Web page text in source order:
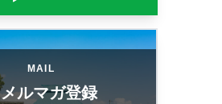
MAIL
メルマガ登録